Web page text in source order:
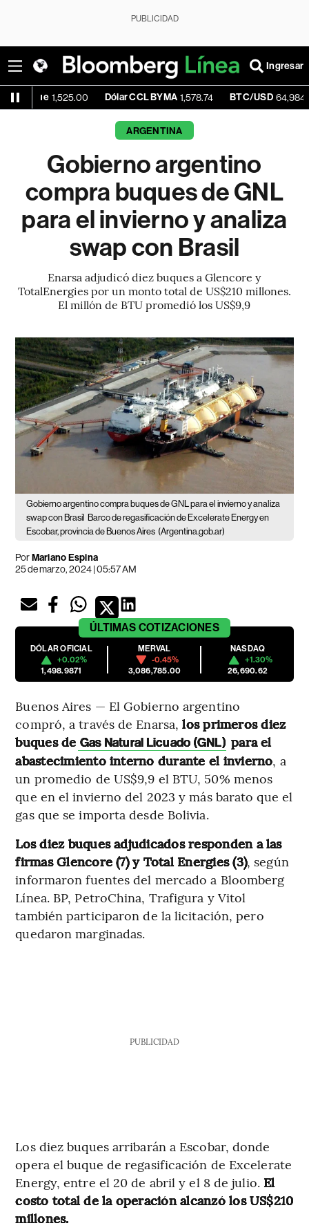
PUBLICIDAD
Ingresar
1,525.00 Dólar CCL BYMA 1,578.74 BTC/USD 64,984.03
ARGENTINA
Gobierno argentino
compra buques de GNL
para el invierno y analiza
swap con Brasil
Enarsa adjudicó diez buques a Glencore y
TotalEnergies por un monto total de US$210 millones.
El millón de BTU promedió los US$9,9
Gobierno argentino compra buques de GNL para el invierno y analiza
swap con Brasil Barco de regasificación de Excelerate Energy en
Escobar, provincia de Buenos Aires (Argentina.gob.ar)
PorMariano Espina
25 de marzo, 2024 | 05:57 AM
ÚLTIMAS COTIZACIONES
DÓLAR OFICIAL
+0.02%
1,498.9871
MERVAL
-0.45%
3,086,785.00
NASDAQ
+1.30%
26,690.62
Buenos Aires — El Gobierno argentino
compró, a través de Enarsa, los primeros diez
buques de Gas Natural Licuado (GNL) para el
abastecimiento interno durante el invierno, a
un promedio de US$9,9 el BTU, 50% menos
que en el invierno del 2023 y más barato que el
gas que se importa desde Bolivia.
Los diez buques adjudicados responden a las
firmas Glencore (7) y Total Energies (3), según
informaron fuentes del mercado a Bloomberg
Línea. BP, PetroChina, Trafigura y Vitol
también participaron de la licitación, pero
quedaron marginadas.
PUBLICIDAD
Los diez buques arribarán a Escobar, donde
opera el buque de regasificación de Excelerate
Energy, entre el 20 de abril y el 8 de julio. El
costo total de la operación alcanzó los US$210
millones.